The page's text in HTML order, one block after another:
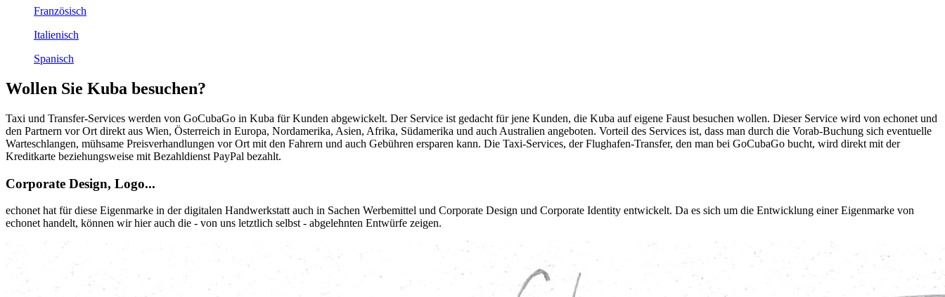
Französisch
Italienisch
Spanisch
Wollen Sie Kuba besuchen?
Taxi und Transfer-Services werden von GoCubaGo in Kuba für Kunden abgewickelt. Der Service ist gedacht für jene Kunden, die Kuba auf eigene Faust besuchen wollen. Dieser Service wird von echonet und
den Partnern vor Ort direkt aus Wien, Österreich in Europa, Nordamerika, Asien, Afrika, Südamerika und auch Australien angeboten. Vorteil des Services ist, dass man durch die Vorab-Buchung sich eventuelle
Warteschlangen, mühsame Preisverhandlungen vor Ort mit den Fahrern und auch Gebühren ersparen kann. Die Taxi-Services, der Flughafen-Transfer, den man bei GoCubaGo bucht, wird direkt mit der
Kreditkarte beziehungsweise mit Bezahldienst PayPal bezahlt.
Corporate Design, Logo...
echonet hat für diese Eigenmarke in der digitalen Handwerkstatt auch in Sachen Werbemittel und Corporate Design und Corporate Identity entwickelt. Da es sich um die Entwicklung einer Eigenmarke von
echonet handelt, können wir hier auch die - von uns letztlich selbst - abgelehnten Entwürfe zeigen.